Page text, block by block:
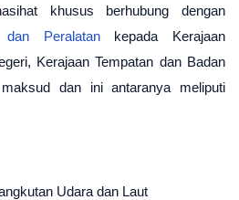
khusus berhubung dengan
Peralatankepada Kerajaan
Kerajaan Tempatan dan Badan
dan ini antaranya meliputi
Udara dan Laut